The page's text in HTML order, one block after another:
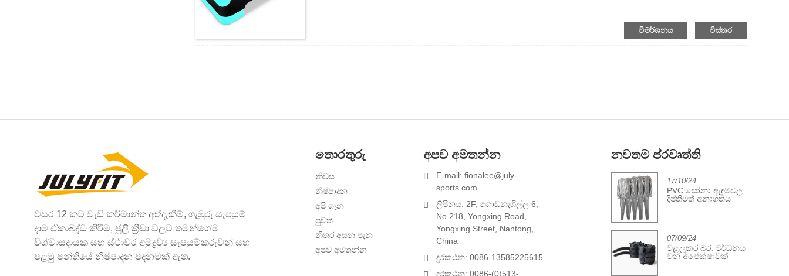
විමර්ශනය විස්තර
වසර 12 කට වැඩි කර්මාන්ත අත්දැකීම්, ගැඹුරු සැපයුම්
දාම ඒකාබද්ධ කිරීම, ජූලි ක්‍රීඩා වලට තමන්ගේම
විශ්වාසදායක සහ ස්ථාවර අමුද්‍රව්‍ය සැපයුම්කරුවන් සහ
පළමු පන්තියේ නිෂ්පාදන පදනමක් ඇත.
තොරතුරු
නිවස
නිෂ්පාදන
අපි ගැන
පුවත්
නිතර අසන පැන
අපව අමතන්න
අපව අමතන්න
E-mail: fionalee@july-
sports.com
ලිපිනය: 2F, ගොඩනැගිල්ල 6,
No.218, Yongxing Road,
Yongxing Street, Nantong,
China
දුරකථන: 0086-13585225615
දුරකථන: 0086-(0)513-
නවතම ප්රවෘත්ති
17/10/24
PVC සෝනා ඇඳුම්වල
දීප්තිමත් අනාගතය
07/09/24
වළලුකර බර: වර්ධනය
වන අපේක්ෂාවක්